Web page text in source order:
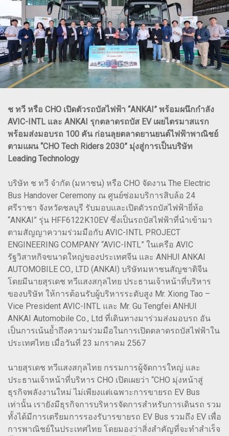
ช ทวี หรือ CHO เปิดตัวรถบัสไฟฟ้า “ANKAI” พร้อมผนึกกำลัง
AVIC-INTL และ ANKAI รุกตลาดรถบัส EV เผยไตรมาสแรก
พร้อมส่งมอบรถ 100 คัน ก่อนลุยตลาดยานยนต์ไฟฟ้าพาณิชย์
ตามแผน “CHO Tech Riders 2030” มุ่งสู่การเป็นบริษัท
Leading Technology
บริษัท ช ทวี จำกัด (มหาชน) หรือ CHO จัดงาน The Electric
Bus Handover Ceremony ณ ศูนย์ซ่อมบริการสิบล้อ 24
ศรีราชา จังหวัดชลบุรี รับมอบและเปิดตัวรถบัสไฟฟ้ายี่ห้อ
“ANKAI” รุ่น HFF6122K10EV ซึ่งเป็นรถบัสไฟฟ้าที่นำเข้ามา
ตามสัญญาความร่วมมือกับ AVIC-INTL PROJECT
ENGINEERING COMPANY “AVIC-INTL” ในเครือ AVIC
รัฐวิสาหกิจขนาดใหญ่ของประเทศจีน และ ANHUI ANKAI
AUTOMOBILE CO., LTD (ANKAI) บริษัทมหาชนสัญชาติจีน
โดยมีนายสุรเดช ทวีแสงสกุลไทย ประธานเจ้าหน้าที่บริหาร
ของบริษัท ให้การต้อนรับผู้บริหารระดับสูง Mr. Xiong Tao –
Vice President AVIC-INTL และ Mr. Gu Tengfei ANHUI
ANKAI Automobile Co., Ltd ที่เดินทางมาร่วมส่งมอบรถ อัน
เป็นการเน้นย้ำถึงความร่วมมือในการเปิดตลาดรถบัสไฟฟ้าใน
ประเทศไทย เมื่อวันที่ 23 มกราคม 2567
นายสุรเดช ทวีแสงสกุลไทย กรรมการผู้จัดการใหญ่ และ
ประธานเจ้าหน้าที่บริหาร CHO เปิดเผยว่า “CHO มุ่งหน้าสู่
ธุรกิจพลังงานใหม่ ไม่เพียงแต่เฉพาะการขายรถ EV Bus
เท่านั้น เรายังมีธุรกิจการบริหารจัดการสำหรับการเดินรถ รวม
ทั้งได้มีการเตรียมการรองรับารขายรถ EV Bus รวมถึง EV เพื่อ
การพาณิชย์ในประเทศไทย โดยมองว่าสิ่งสำคัญที่จะทำสำเร็จ